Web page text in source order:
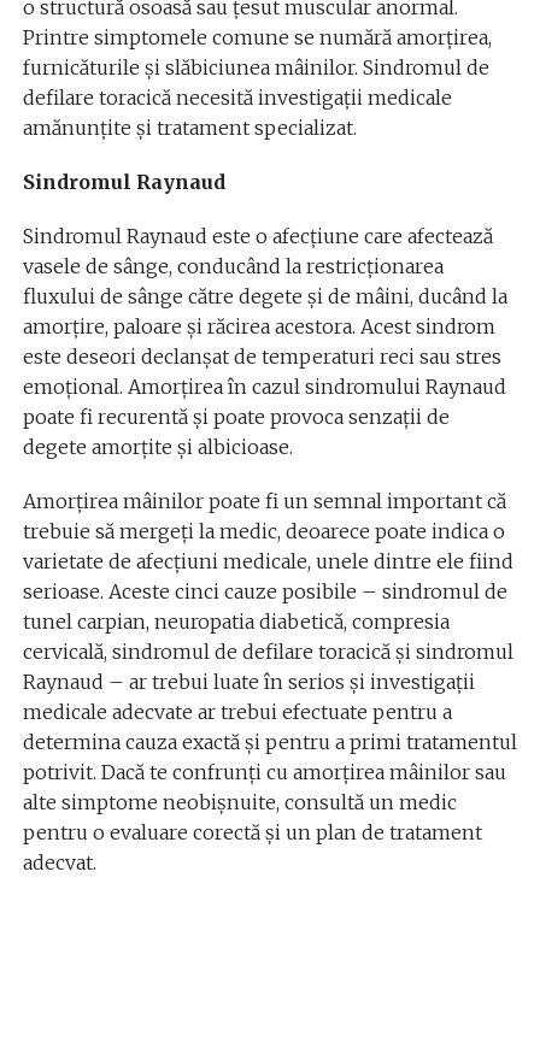
o structură osoasă sau țesut muscular anormal.
Printre simptomele comune se numără amorțirea,
furnicăturile și slăbiciunea mâinilor. Sindromul de
defilare toracică necesită investigații medicale
amănunțite și tratament specializat.
Sindromul Raynaud
Sindromul Raynaud este o afecțiune care afectează
vasele de sânge, conducând la restricționarea
fluxului de sânge către degete și de mâini, ducând la
amorțire, paloare și răcirea acestora. Acest sindrom
este deseori declanșat de temperaturi reci sau stres
emoțional. Amorțirea în cazul sindromului Raynaud
poate fi recurentă și poate provoca senzații de
degete amorțite și albicioase.
Amorțirea mâinilor poate fi un semnal important că
trebuie să mergeți la medic, deoarece poate indica o
varietate de afecțiuni medicale, unele dintre ele fiind
serioase. Aceste cinci cauze posibile – sindromul de
tunel carpian, neuropatia diabetică, compresia
cervicală, sindromul de defilare toracică și sindromul
Raynaud – ar trebui luate în serios și investigații
medicale adecvate ar trebui efectuate pentru a
determina cauza exactă și pentru a primi tratamentul
potrivit. Dacă te confrunți cu amorțirea mâinilor sau
alte simptome neobișnuite, consultă un medic
pentru o evaluare corectă și un plan de tratament
adecvat.